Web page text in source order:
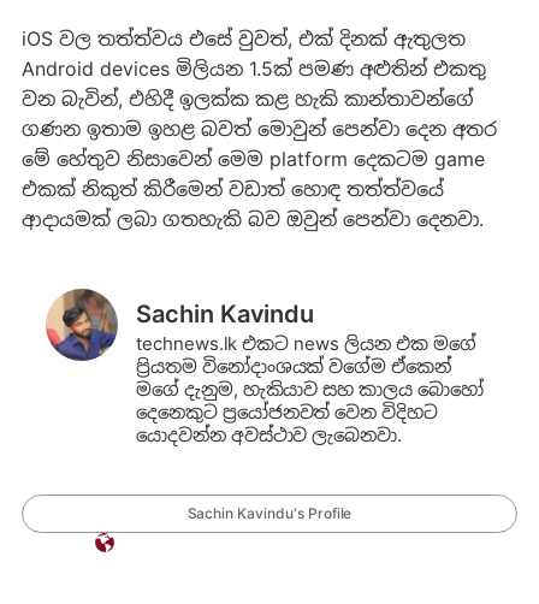
iOS වල තත්ත්වය එසේ වුවත්, එක් දිනක් ඇතුලත
Android devices මිලියන 1.5ක් පමණ අළුතින් එකතු
වන බැවින්, එහිදී ඉලක්ක කළ හැකි කාන්තාවන්ගේ
ගණන ඉතාම ඉහළ බවත් මොවුන් පෙන්වා දෙන අතර
මේ හේතුව නිසාවෙන් මෙම platform දෙකටම game
එකක් නිකුත් කිරීමෙන් වඩාත් හොඳ තත්ත්වයේ
ආදායමක් ලබා ගතහැකි බව ඔවුන් පෙන්වා දෙනවා.
Sachin Kavindu
technews.lk එකට news ලියන එක මගේ
ප්‍රියතම විනෝදාංශයක් වගේම ඒකෙන්
මගේ දැනුම, හැකියාව සහ කාලය බොහෝ
දෙනෙකුට ප්‍රයෝජනවත් වෙන විදිහට
යොදවන්න අවස්ථාව ලැබෙනවා.
Sachin Kavindu's Profile